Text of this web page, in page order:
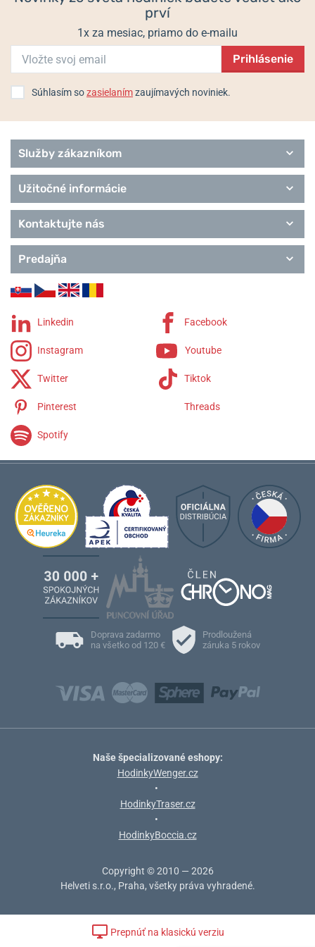
prví
1x za mesiac, priamo do e-mailu
Prihlásenie
Súhlasím sozasielanímzaujímavých noviniek.
Služby zákazníkom
Užitočné informácie
Kontaktujte nás
Predajňa
Linkedin Facebook
Instagram Youtube
Twitter Tiktok
Pinterest Threads
Spotify
Doprava zadarmo
na všetko od 120 €
Prodloužená
záruka 5 rokov
Naše špecializované eshopy:
HodinkyWenger.cz
•
HodinkyTraser.cz
•
HodinkyBoccia.cz
Copyright © 2010 — 2026
Helveti s.r.o., Praha, všetky práva vyhradené.
Prepnúť na klasickú verziu